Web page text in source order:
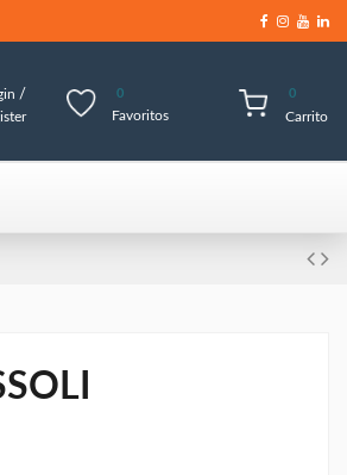
/ 0
Favoritos
0
Carrito